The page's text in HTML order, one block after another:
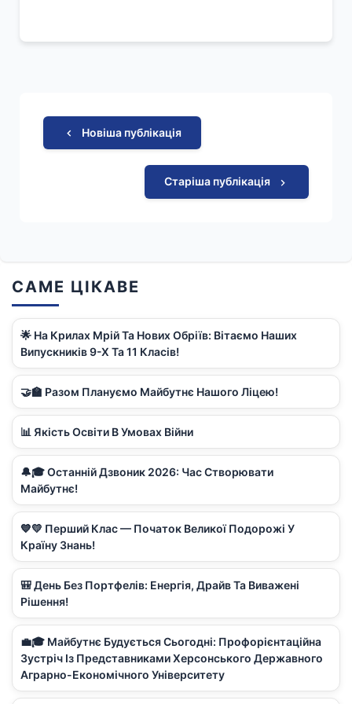
Новіша публікація
Старіша публікація
САМЕ ЦІКАВЕ
🌟 На Крилах Мрій Та Нових Обріїв: Вітаємо Наших
Випускників 9-Х Та 11 Класів!
🤝🏫 Разом Плануємо Майбутнє Нашого Ліцею!
📊 Якість Освіти В Умовах Війни
🔔🎓 Останній Дзвоник 2026: Час Створювати
Майбутнє!
💙💛 Перший Клас — Початок Великої Подорожі У
Країну Знань!
🎒 День Без Портфелів: Енергія, Драйв Та Виважені
Рішення!
💼🎓 Майбутнє Будується Сьогодні: Профорієнтаційна
Зустріч Із Представниками Херсонського Державного
Аграрно-Економічного Університету